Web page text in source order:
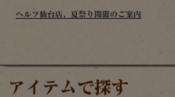
ヘルツ仙台店、夏祭り開催のご案内
アイテムで探す